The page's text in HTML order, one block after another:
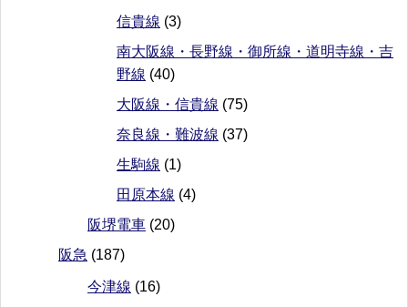
信貴線 (3)
南大阪線・長野線・御所線・道明寺線・吉
野線 (40)
大阪線・信貴線 (75)
奈良線・難波線 (37)
生駒線 (1)
田原本線 (4)
阪堺電車 (20)
阪急 (187)
今津線 (16)